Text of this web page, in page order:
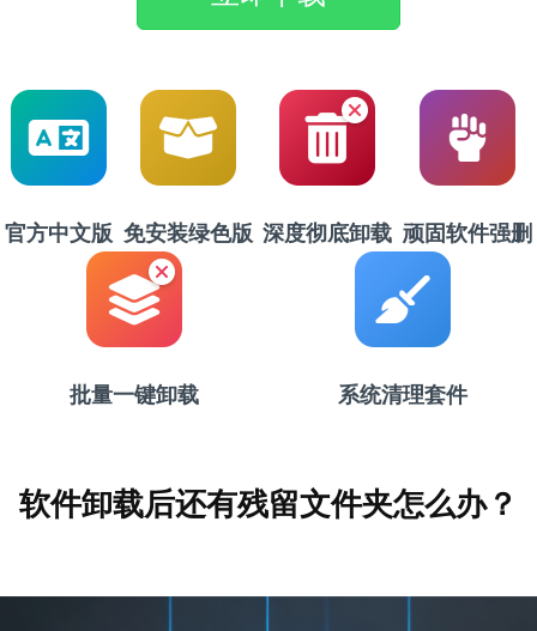
官方中文版 免安装绿色版 深度彻底卸载 顽固软件强删
批量一键卸载 系统清理套件
软件卸载后还有残留文件夹怎么办？